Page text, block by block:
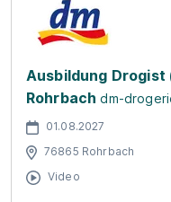
Ausbildung
Rohrbach dm-
01.08.2027
76865 Rohrbach
Video